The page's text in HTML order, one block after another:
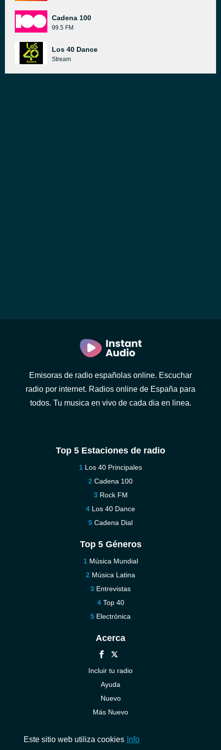
Cadena 100
99.5 FM
Los 40 Dance
Stream
Emisoras de radio españolas online. Escuchar
radio por internet. Radios online de España para
todos. Tu musica en vivo de cada dia en linea.
Top 5 Estaciones de radio
Los 40 Principales
Cadena 100
Rock FM
Los 40 Dance
Cadena Dial
Top 5 Géneros
Música Mundial
Música Latina
Entrevistas
Top 40
Electrónica
Acerca
Incluir tu radio
Ayuda
Nuevo
Más Nuevo
Este sitio web utiliza cookies Info